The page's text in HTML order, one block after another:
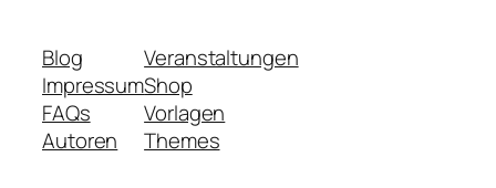
Blog
Impressum
FAQs
Autoren
Veranstaltungen
Shop
Vorlagen
Themes